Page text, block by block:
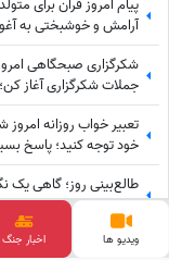
آرامش و خوشبختی به
جملات شکرگزاری آغاز
خود توجه کنید؛ پاسخ
طالع‌بینی روز؛ گاهی یک
می‌تواند قلبی را برای همیشه
ویدیو ها اخبار جنگ